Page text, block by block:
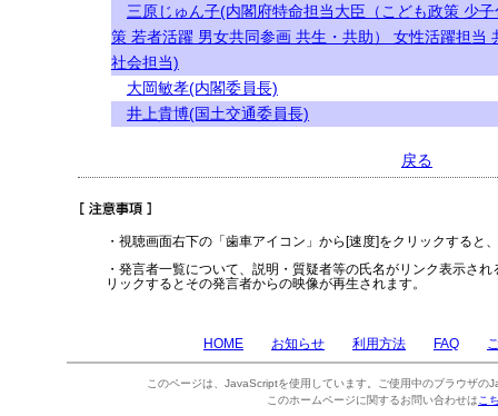
三原じゅん子(内閣府特命担当大臣（こども政策 少子
策 若者活躍 男女共同参画 共生・共助） 女性活躍担当
社会担当)
大岡敏孝(内閣委員長)
井上貴博(国土交通委員長)
戻る
・視聴画面右下の「歯車アイコン」から[速度]をクリックすると
・発言者一覧について、説明・質疑者等の氏名がリンク表示さ
リックするとその発言者からの映像が再生されます。
HOME お知らせ 利用方法 FAQ
このページは、JavaScriptを使用しています。ご使用中のブラウザの
このホームページに関するお問い合わせは こ